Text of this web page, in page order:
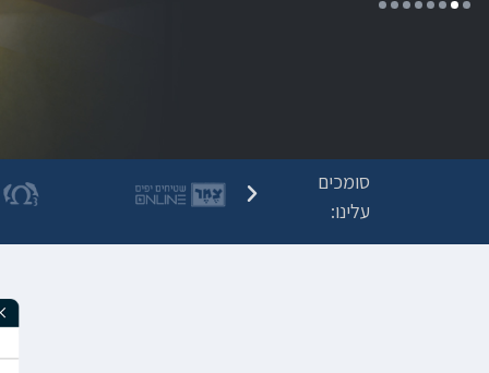
סומכים
עלינו: